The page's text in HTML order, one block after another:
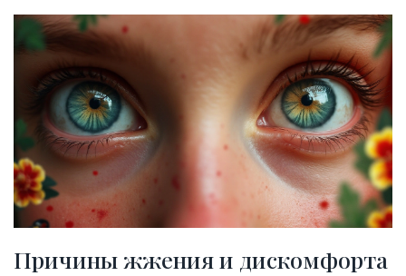
Причины жжения и дискомфорта